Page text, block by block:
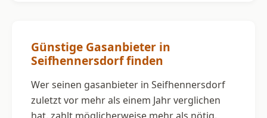
Günstige Gasanbieter in
Seifhennersdorf finden
Wer seinen gasanbieter in Seifhennersdorf
zuletzt vor mehr als einem Jahr verglichen